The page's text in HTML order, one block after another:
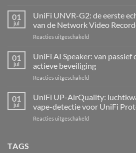
Alarm
Kit:
centrale
voor
inbraaksensoren
01
jul
UniFi UNVR-G2: de eerste
van de Network Video
Reacties uitgeschakeldvoor
de
eerste
hardware-
refresh
de
01
jul
UniFi AI Speaker: van passief
actieve beveiliging
Reacties uitgeschakeldvoor
Speaker:
van
passief
01
jul
UniFi UP-AirQuality:
vape-detectie voor UniFi
Reacties uitgeschakeldvoor
TAGS